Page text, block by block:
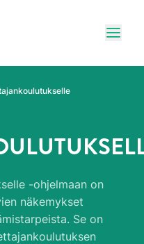
-ohjelmaan on
näkemykset
Se on